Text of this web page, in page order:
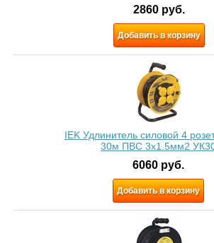
2860 руб.
Добавить в корзину
IEK Удлинитель силовой 4
30м ПВС 3х1.5мм2
6060 руб.
Добавить в корзину